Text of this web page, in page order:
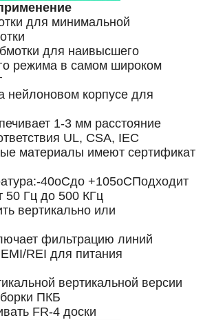
для минимальной
для наивысшего
режима в самом широком
корпусе для
1-3 мм расстояние
UL, CSA, IEC
материалы имеют сертификат
-40oCдо +105oCПодходит
50 Гц до 500 КГц
вертикально или
фильтрацию линий
REI для питания
вертикальной версии
ПКБ
FR-4 доски